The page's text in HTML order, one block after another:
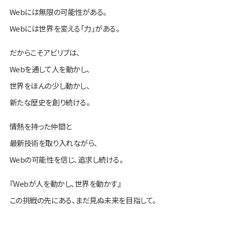
ジ
Webには無限の可能性がある。
Webには世界を変える「力」がある。
だからこそアビリブは、
Webを通して人を動かし、
世界をほんの少し動かし、
新たな歴史を創り続ける。
情熱を持った仲間と
最新技術を取り入れながら、
Webの可能性を信じ、追求し続ける。
『Webが人を動かし、世界を動かす』
この挑戦の先にある、まだ見ぬ未来を目指して。